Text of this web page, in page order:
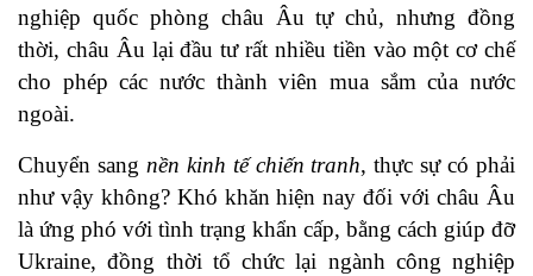
nghiệp quốc phòng châu Âu tự chủ, nhưng đồng
thời, châu Âu lại đầu tư rất nhiều tiền vào một cơ chế
cho phép các nước thành viên mua sắm của nước
ngoài.
Chuyển sang nền kinh tế chiến tranh, thực sự có phải
như vậy không? Khó khăn hiện nay đối với châu Âu
là ứng phó với tình trạng khẩn cấp, bằng cách giúp đỡ
Ukraine, đồng thời tổ chức lại ngành công nghiệp